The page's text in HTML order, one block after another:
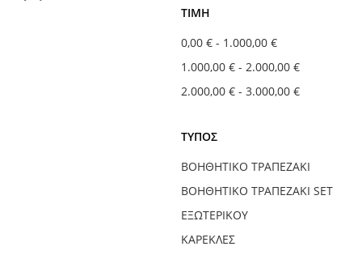
ΤΙΜΉ
0,00 € - 1.000,00 €
1.000,00 € - 2.000,00 €
2.000,00 € - 3.000,00 €
ΤΎΠΟΣ
ΒΟΗΘΗΤΙΚΌ ΤΡΑΠΕΖΆΚΙ
ΒΟΗΘΗΤΙΚΌ ΤΡΑΠΕΖΆΚΙ SET
ΕΞΩΤΕΡΙΚΟΎ
ΚΑΡΈΚΛΕΣ